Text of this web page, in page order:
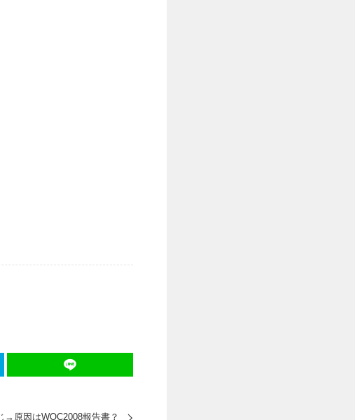
→原因はWOC2008報告書？